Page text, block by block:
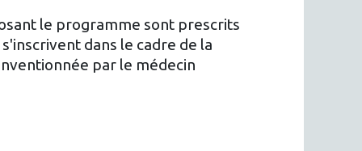
le programme sont prescrits
dans le cadre de la
par le médecin